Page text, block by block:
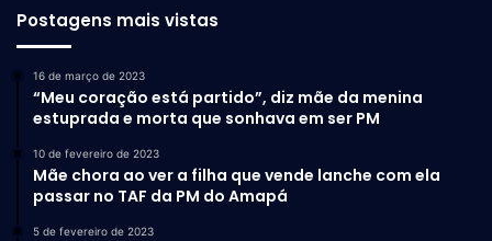
Postagens mais vistas
16 de março de 2023
“Meu coração está partido”, diz mãe da menina
estuprada e morta que sonhava em ser PM
10 de fevereiro de 2023
Mãe chora ao ver a filha que vende lanche com ela
passar no TAF da PM do Amapá
5 de fevereiro de 2023